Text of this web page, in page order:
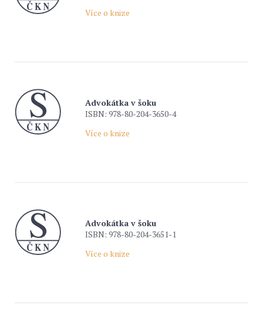
Více o knize
Advokátka v šoku
ISBN: 978-80-204-3650-4
Více o knize
Advokátka v šoku
ISBN: 978-80-204-3651-1
Více o knize